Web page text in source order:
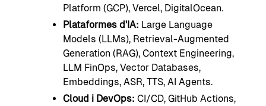
Platform (GCP), Vercel, DigitalOcean.
Plataformes d'IA: Large Language
Models (LLMs), Retrieval-Augmented
Generation (RAG), Context Engineering,
LLM FinOps, Vector Databases,
Embeddings, ASR, TTS, AI Agents.
Cloud i DevOps: CI/CD, GitHub Actions,